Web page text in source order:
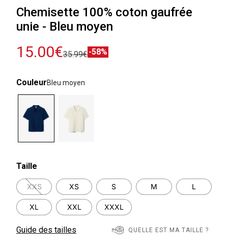
Chemisette 100% coton gaufrée
unie - Bleu moyen
15.00€35.99€-58%
CouleurBleu moyen
Taille
XXS XS S M L
XL XXL XXXL
Guide des tailles QUELLE EST MA TAILLE ?